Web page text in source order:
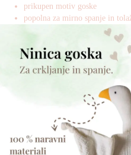
prikupen motiv goske
popolna za mirno spanje in